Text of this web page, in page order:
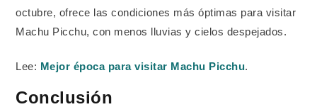
octubre, ofrece las condiciones más óptimas para visitar
Machu Picchu, con menos lluvias y cielos despejados.
Lee: Mejor época para visitar Machu Picchu.
Conclusión